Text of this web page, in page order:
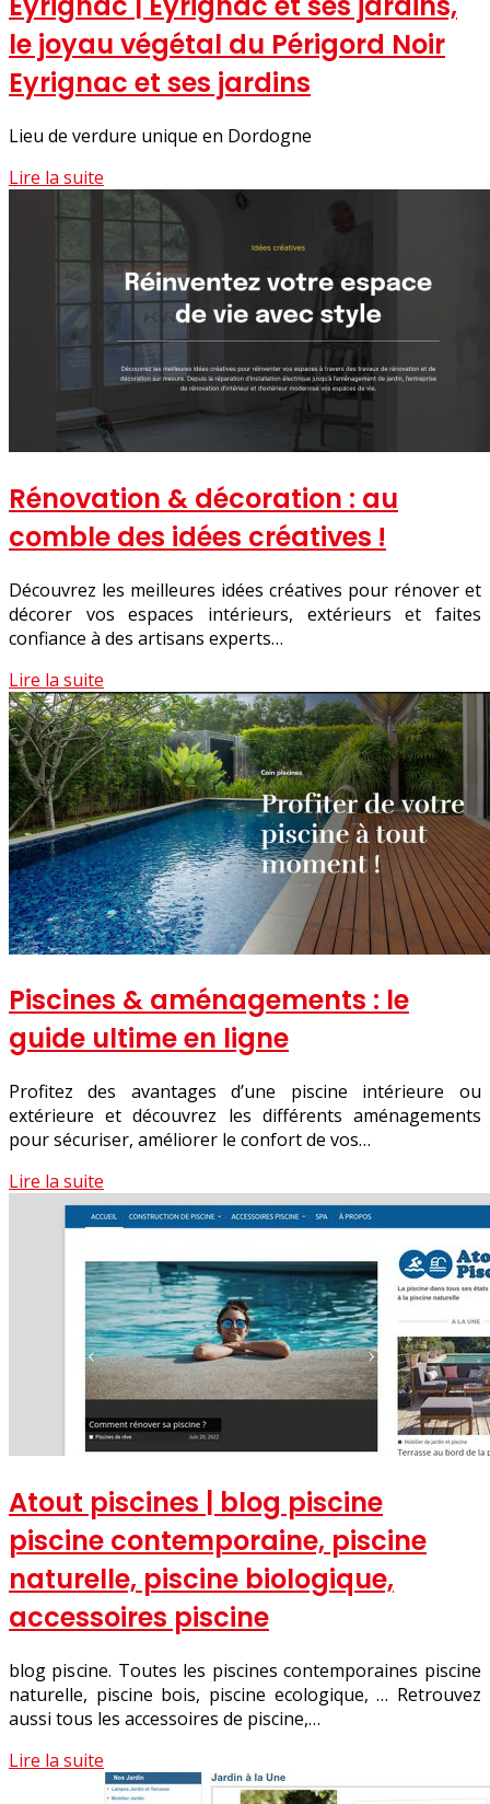
le joyau végétal du Périgord Noir
Eyrignac et ses jardins
Lieu de verdure unique en Dordogne
Lire la suite
Rénovation & décoration : au
comble des idées créatives !
Découvrez les meilleures idées créatives pour rénover et
décorer vos espaces intérieurs, extérieurs et faites
confiance à des artisans experts…
Lire la suite
Piscines & aménagements : le
guide ultime en ligne
Profitez des avantages d’une piscine intérieure ou
extérieure et découvrez les différents aménagements
pour sécuriser, améliorer le confort de vos…
Lire la suite
Atout piscines | blog piscine
piscine con­tem­porai­ne, piscine
naturelle, piscine biologique,
accessoires piscine
blog piscine. Toutes les piscines contemporaines piscine
naturelle, piscine bois, piscine ecologique, … Retrouvez
aussi tous les accessoires de piscine,…
Lire la suite